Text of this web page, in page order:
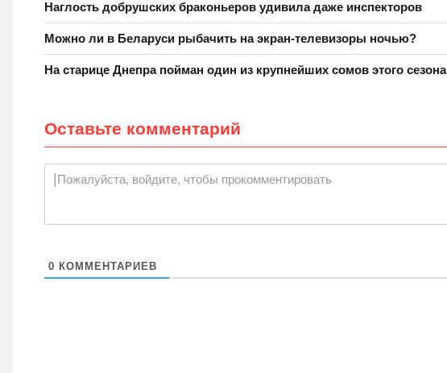
Наглость добрушских браконьеров удивила даже инспекторов
Можно ли в Беларуси рыбачить на экран-телевизоры ночью?
На старице Днепра пойман один из крупнейших сомов этого сезона
Оставьте комментарий
Пожалуйста, войдите, чтобы прокомментировать
0 КОММЕНТАРИЕВ